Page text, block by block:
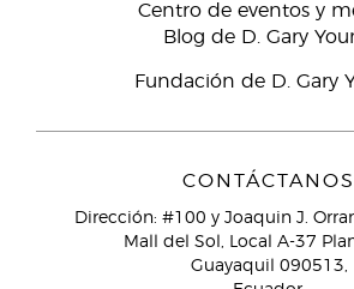
Centro de eventos y
Blog de D. Gary
Fundación de D. Gary
CONTÁCTANOS
Dirección: #100 y Joaquin J.
Mall del Sol, Local A-37
Guayaquil 090513,